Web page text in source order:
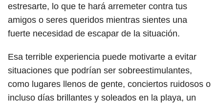
estresarte, lo que te hará arremeter contra tus
amigos o seres queridos mientras sientes una
fuerte necesidad de escapar de la situación.
Esa terrible experiencia puede motivarte a evitar
situaciones que podrían ser sobreestimulantes,
como lugares llenos de gente, conciertos ruidosos o
incluso días brillantes y soleados en la playa, un